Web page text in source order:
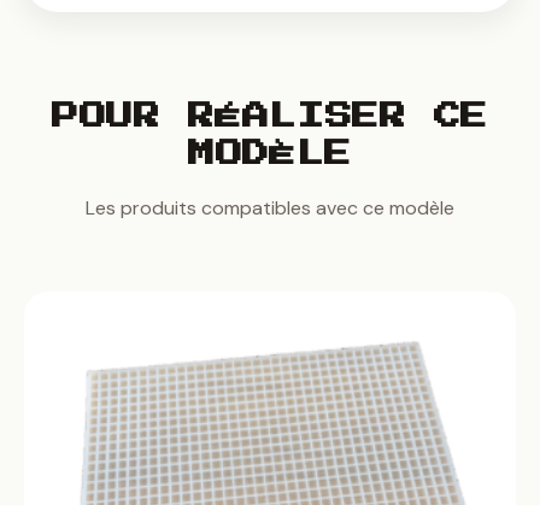
POUR RÉALISER CE
MODÈLE
Les produits compatibles avec ce modèle